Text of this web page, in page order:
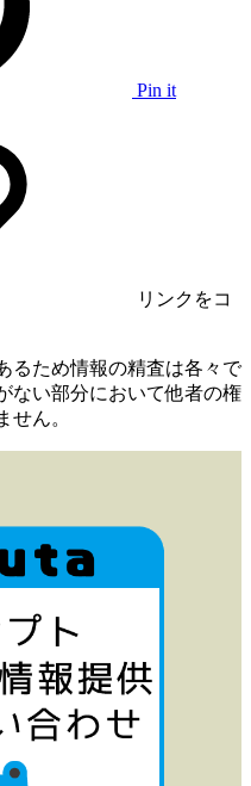
Pin it
リンク をコ
るため情報の精査は各々で
ない部分において他者の権
せん。